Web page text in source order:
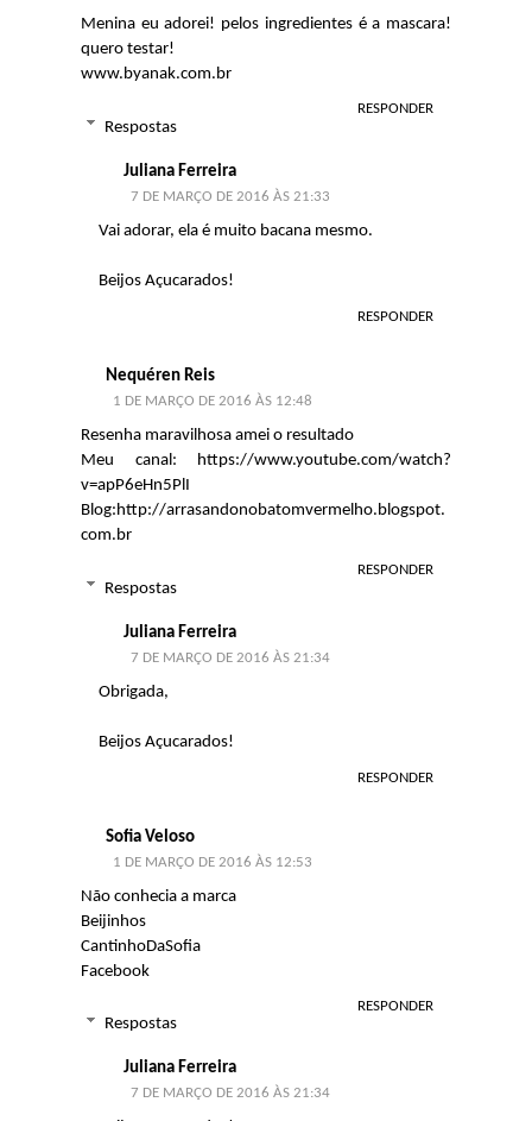
Menina eu adorei! pelos ingredientes é a mascara!
quero testar!
www.byanak.com.br
RESPONDER
Respostas
Juliana Ferreira
7 DE MARÇO DE 2016 ÀS 21:33
Vai adorar, ela é muito bacana mesmo.
Beijos Açucarados!
RESPONDER
Nequéren Reis
1 DE MARÇO DE 2016 ÀS 12:48
Resenha maravilhosa amei o resultado
Meu canal: https://www.youtube.com/watch?
v=apP6eHn5PlI
Blog:http://arrasandonobatomvermelho.blogspot.
com.br
RESPONDER
Respostas
Juliana Ferreira
7 DE MARÇO DE 2016 ÀS 21:34
Obrigada,
Beijos Açucarados!
RESPONDER
Sofia Veloso
1 DE MARÇO DE 2016 ÀS 12:53
Não conhecia a marca
Beijinhos
CantinhoDaSofia
Facebook
RESPONDER
Respostas
Juliana Ferreira
7 DE MARÇO DE 2016 ÀS 21:34